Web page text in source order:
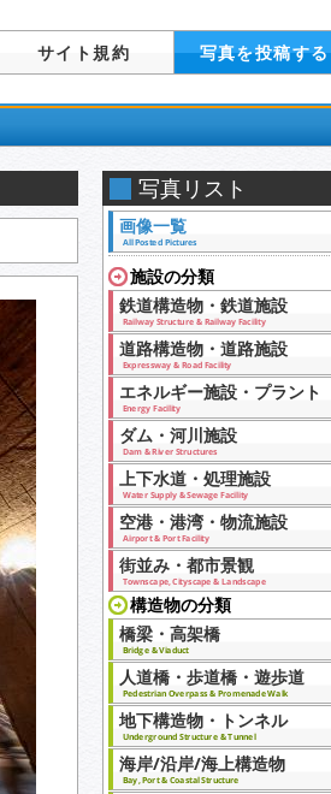
サイト規約 写真を投稿する
写真リスト
画像一覧
All Posted Pictures
施設の分類
鉄道構造物・鉄道施設
Railway Structure & Railway Facility
道路構造物・道路施設
Expressway & Road Facility
エネルギー施設・プラント
Energy Facility
ダム・河川施設
Dam & River Structures
上下水道・処理施設
Water Supply & Sewage Facility
空港・港湾・物流施設
Airport & Port Facility
街並み・都市景観
Townscape, Cityscape & Landscape
構造物の分類
橋梁・高架橋
Bridge & Viaduct
人道橋・歩道橋・遊歩道
Pedestrian Overpass & Promenade Walk
地下構造物・トンネル
Underground Structure & Tunnel
海岸/沿岸/海上構造物
Bay, Port & Coastal Structure